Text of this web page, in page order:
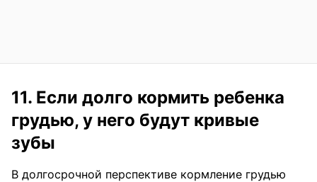
11. Если долго кормить ребенка
грудью, у него будут кривые
зубы
В долгосрочной перспективе кормление грудью